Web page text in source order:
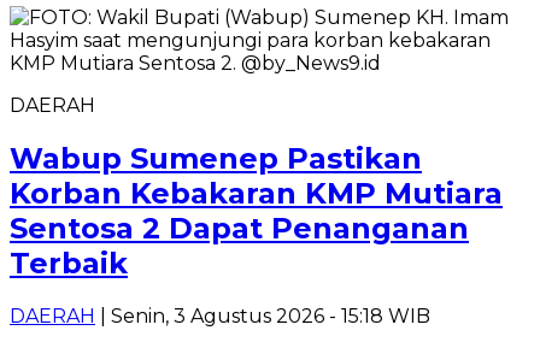
DAERAH
Wabup Sumenep Pastikan
Korban Kebakaran KMP Mutiara
Sentosa 2 Dapat Penanganan
Terbaik
DAERAH
| Senin, 3 Agustus 2026 - 15:18 WIB